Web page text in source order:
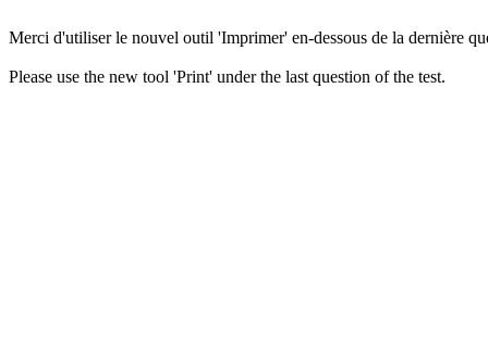
Merci d'utiliser le nouvel outil 'Imprimer' en-dessous de la dernière
Please use the new tool 'Print' under the last question of the test.